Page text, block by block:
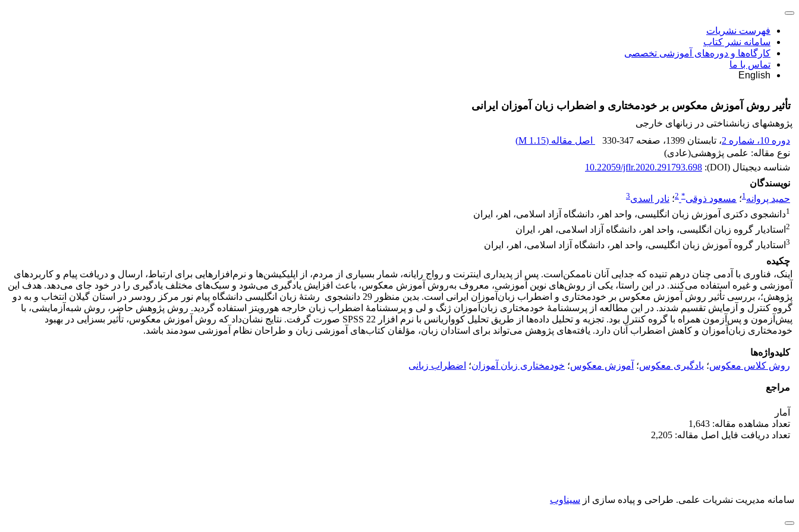
فهرست نشریات
سامانه نشر کتاب
کارگاه‌ها و دوره‌های آموزشی تخصصی
تماس با ما
English
تأثیر روش آموزش معکوس بر خودمختاری و اضطراب زبان آموزان ایرانی
پژوهشهای زبانشناختی در زبانهای خارجی
دوره 10، شماره 2
، تابستان 1399 ، صفحه 330-347 اصل مقاله (1.15 M
)
نوع مقاله: علمی پژوهشی(عادی)
شناسه دیجیتال (DOI):
10.22059/jflr.2020.291793.698
نویسندگان
حمید پروانه1؛ مسعود ذوقی*
2؛ نادر اسدی3
1دانشجوی دکتری آموزش زبان انگلیسی، واحد اهر، دانشگاه آزاد اسلامی، اهر، ایران
2 استادیار گروه زبان انگلیسی، واحد اهر، دانشگاه آزاد اسلامی، اهر، ایران
3 استادیار گروه آموزش زبان انگلیسی، واحد اهر، دانشگاه آزاد اسلامی، اهر، ایران
چکیده
اینک، فناوری با آدمی چنان درهم تنیده که جدایی آنان ناممکن‌است. پس از پدیداری اینترنت و رواج رایانه، شمار بسیاری از مردم، از اپلیکیشن‌ها و نرم‌افزارهایی برای ارتباط، ارسال و دریافت پیام و کاربردهای
آموزشی و غیره استفاده می‌کنند. در این راستا، یکی از روش‌های نوین آموزشی‌، معروف به‌روش آموزش معکوس‌، باعث افزایش یادگیری می‌شود و سبک‌های مختلف یادگیری را در خود جای می‌دهد. هدف این
پژوهش؛، بررسی تأثیر روش آموزش معکوس بر خودمختاری و اضطراب زبان‌آموزان ایرانی است. بدین منظور 29 دانشجوی رشتۀ زبان انگلیسی دانشگاه پیام نور مرکز رودسر در استان گیلان انتخاب و به دو
گروه کنترل و آزمایش تقسیم شدند. در این مطالعه از پرسشنامۀ خودمختاری ‌زبان‌آموزان ژنگ و لی و پرسشنامۀ اضطراب زبان خارجه هورویتز استفاده گردید. روش پژوهش حاضر، روش شبه‌آزمایشی، با
پیش‌آزمون و پس‌آزمون همراه با گروه کنترل بود. تجزیه و تحلیل داده‌ها از طریق تحلیل کوواریانس با نرم افزار SPSS 22 صورت گرفت. نتایج نشان‌داد که روش آموزش معکوس، تأثیر بسزایی در بهبود
خودمختاری ‌زبان‌آموزان و کاهش اضطراب آنان دارد. یافته‌های پژوهش می‌تواند برای استادان زبان، مؤلفان کتاب‌های آموزشی زبان و طراحان نظام آموزشی سودمند باشد.
کلیدواژه‌ها
روش کلاس معکوس؛ یادگیری معکوس؛ آموزش معکوس؛ خودمختاری زبان آموزان؛ اضطراب زبانی
مراجع
آمار
تعداد مشاهده مقاله: 1,643
تعداد دریافت فایل اصل مقاله: 2,205
سامانه مدیریت نشریات علمی. طراحی و پیاده سازی از سیناوب